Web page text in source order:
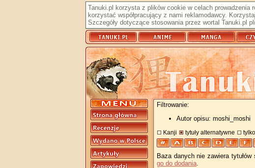
Tanuki.pl korzysta z plików cookie w celach
korzystać współpracujący z nami reklamodawcy.
Szczegóły dotyczące stosowania przez wortal Tanuki.pl
Filtrowanie:
Autor opisu: moshi_moshi
Kanji tytuły alternatywne
Baza danych nie zawiera
go do dodania.